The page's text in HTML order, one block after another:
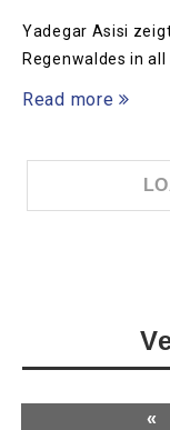
Yadegar Asisi
Regenwaldes in
Read more
«